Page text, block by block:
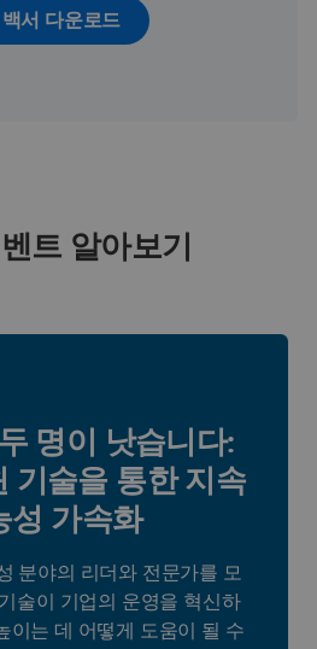
백서 다운로드
트 알아보기
명이 낫습니다:
기술을 통한 지속
성 가속화
분야의 리더와 전문가를 모
술이 기업의 운영을 혁신하
이는 데 어떻게 도움이 될 수